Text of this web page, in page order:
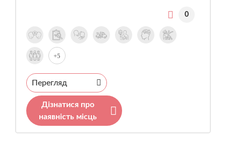
0
+5
Перегляд
Дізнатися про
наявність місць